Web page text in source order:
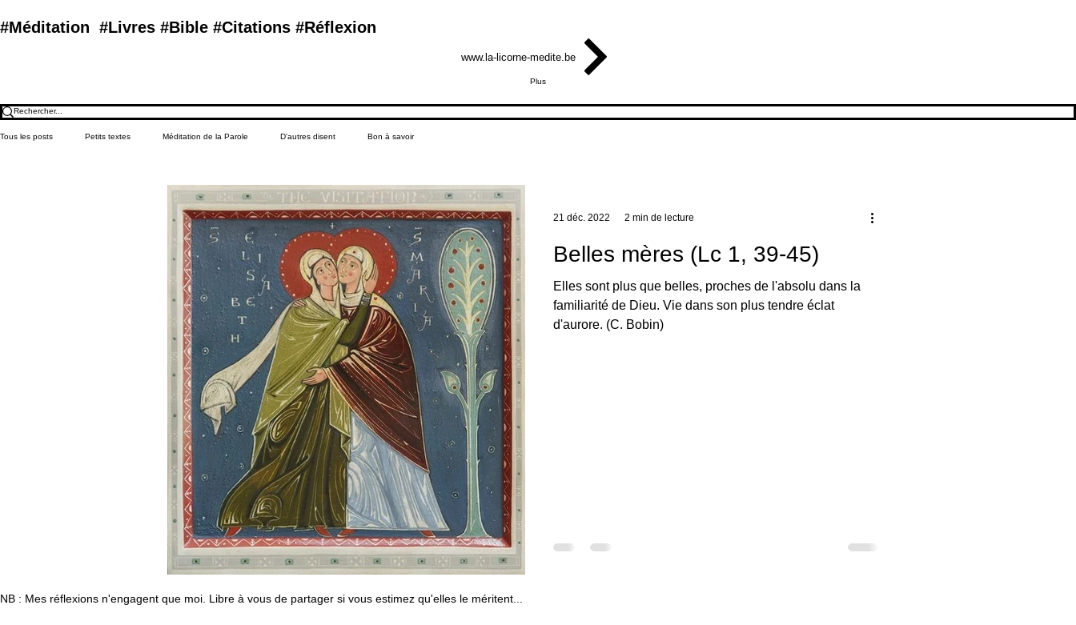
#Méditation #Livres #Bible #Citations #Réflexion
www.la-licorne-medite.be
Plus
Tous les posts Petits textes Méditation de la Parole D'autres disent Bon à savoir
Belles mères (Lc 1, 39-45)
Elles sont plus que belles, proches de l'absolu dans la
familiarité de Dieu. Vie dans son plus tendre éclat
d'aurore. (C. Bobin)
21 déc. 2022 2 min de lecture
NB : Mes réflexions n'engagent que moi. Libre à vous de partager si vous estimez qu'elles le méritent...